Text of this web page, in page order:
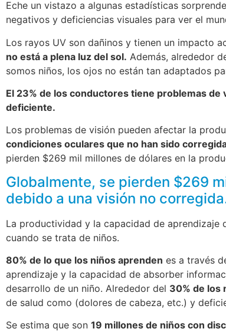
Eche un vistazo a algunas estadísticas
negativos y deficiencias visuales para ver el
Los rayos UV son dañinos y tienen un impacto
no está a plena luz del sol. Además, alrededor
somos niños, los ojos no están tan adaptados
El 23% de los conductores tiene problemas de
deficiente.
Los problemas de visión pueden afectar la
condiciones oculares que no han sido
pierden $269 mil millones de dólares en la
Globalmente, se pierden $269
debido a una visión no
La productividad y la capacidad de aprendizaje
cuando se trata de niños.
80% de lo que los niños aprenden es a través
aprendizaje y la capacidad de absorber
desarrollo de un niño. Alrededor del 30% de los
de salud como (dolores de cabeza, etc.) y
Se estima que son 19 millones de niños con